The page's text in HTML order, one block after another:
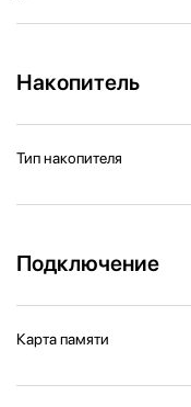
Накопитель
Тип накопителя
Подключение
Карта памяти